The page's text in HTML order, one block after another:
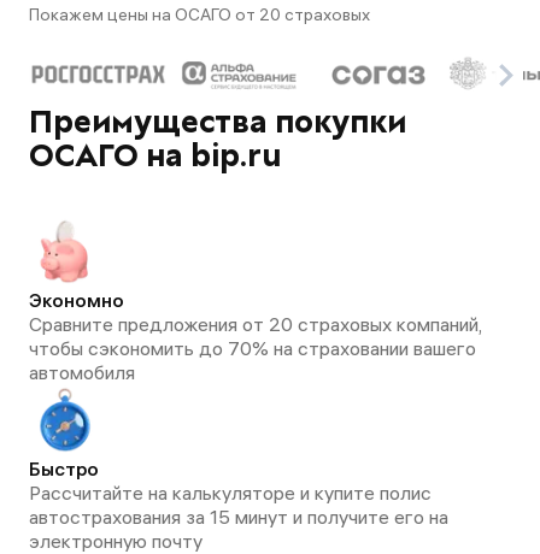
Покажем цены на ОСАГО от 20 страховых
Преимущества покупки
ОСАГО на bip.ru
Экономно
Сравните предложения от 20 страховых компаний,
чтобы сэкономить до 70% на страховании вашего
автомобиля
Быстро
Рассчитайте на калькуляторе и купите полис
автострахования за 15 минут и получите его на
электронную почту